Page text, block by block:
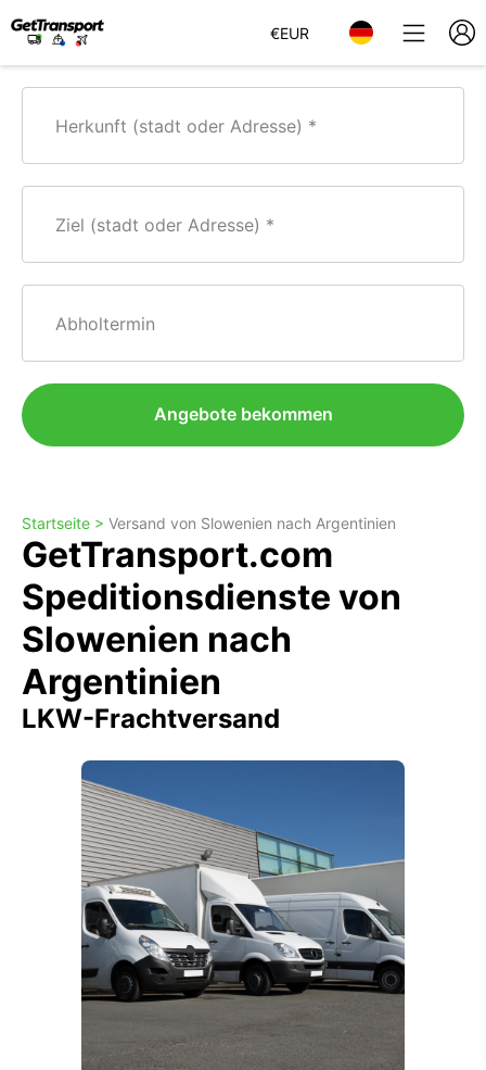
€EUR
Herkunft (stadt oder Adresse)
Ziel (stadt oder Adresse)
Abholtermin
Angebote bekommen
Startseite > Versand von Slowenien nach Argentinien
GetTransport.com
Speditionsdienste von
Slowenien nach
Argentinien
LKW-Frachtversand